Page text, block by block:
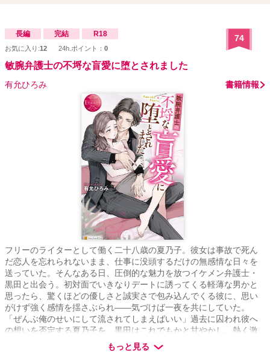
長編 完結 R18
お気に入り:12 24h.ポイント： 0
74
敏腕弁護士の不埒な盲愛に堕とされました
有允ひろみ 書籍情報
フリーのライターとして働く二十八歳の夏乃子。彼女は事故で死ん
だ恋人を忘れられないまま、仕事に没頭するだけの無感情な日々を
送っていた。そんなある日、圧倒的な魅力を放つイケメン弁護士・
黒田と出会う。初対面でいきなりデートに誘ってくる軽薄な男かと
思ったら、驚くほどの優しさと誠実さで包み込んでくる彼に、思い
がけず強く感情を揺さぶられ――気づけば一夜を共にしていた。
「ぜんぶ俺のせいにして流されてしまえばいい」過去に囚われ彼へ
の想いを否定する夏乃子を、黒田はこれでもかと甘やかし、熱く激
しく翻弄して……!? 敏腕弁護士と薄幸ライターの、ドラマチックな
もっと見る